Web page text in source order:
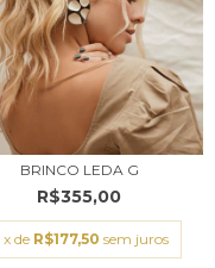
BRINCO LEDA G
R$355,00
x de R$177,50 sem juros